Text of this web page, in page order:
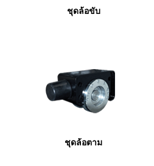
ชุดล้อขับ
ชุดล้อตาม